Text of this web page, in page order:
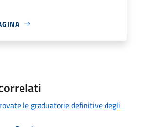
le graduatorie definitive degli